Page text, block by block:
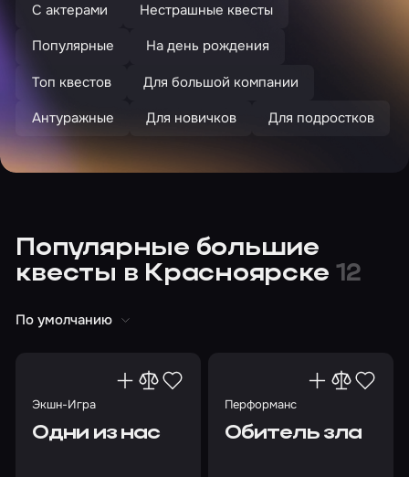
С актерами
Нестрашные квесты
Популярные
На день рождения
Топ квестов
Для большой компании
Антуражные
Для новичков Для подростков
Популярные большие
квесты в Красноярске 12
По умолчанию
Экшн-Игра
Одни из нас
Перформанс
Обитель зла